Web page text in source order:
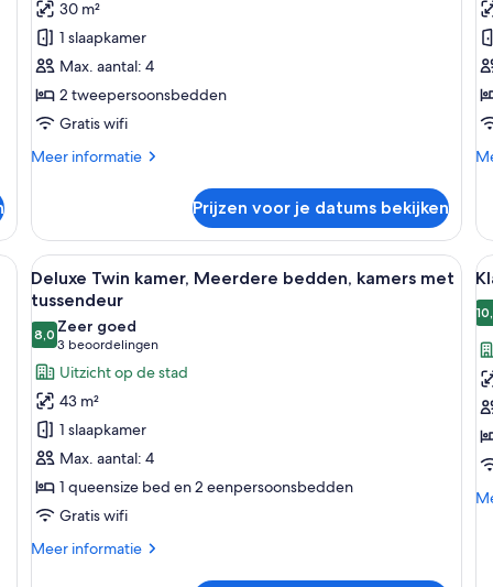
2
tweepersoonsbedden
(Deluxe)
laden
30 m²
1 slaapkamer
Max. aantal: 4
2 tweepersoonsbedden
Gratis wifi
Meer informatie
Meer
kamer,
tweepersoonsbedden
(Deluxe)
Prijzen voor je datums bekijken
1
grote televisie, een bureau, een bank en uitzicht op de stad.
Alle
foto's
voor
Deluxe
Twin
kamer,
Meerdere
bedden,
kamers
met
tussendeur
laden
Een hotelkamer met twee bedden,
7
Deluxe Twin kamer, Meerdere bedden, kamers met
tussendeur
8,08,0 van 10
Zeer goed
3 beoordelingen
(3
beoordelingen)
Uitzicht op de stad
43 m²
1 slaapkamer
Max. aantal: 4
1 queensize bed en 2 eenpersoonsbedden
Gratis wifi
Meer informatie
Meer
1